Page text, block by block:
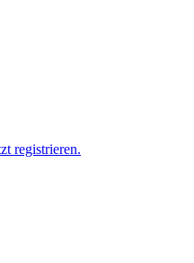
registrieren.